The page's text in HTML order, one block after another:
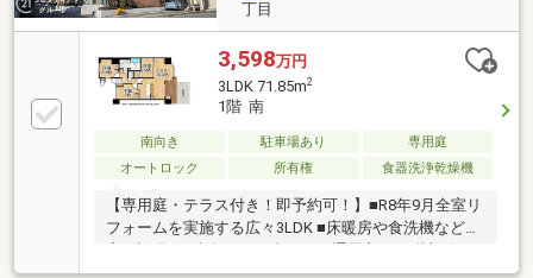
丁目
3,598万円
3LDK 71.85m2
1階 南
南向き 駐車場あり
専用庭
オートロック
所有権 食器洗浄乾燥機
【専用庭・テラス付き！即予約可！】■R8年9月全室リ
フォームを実施する広々3LDK ■床暖房や食洗機など充
戸建て感覚でお住まい頂けます